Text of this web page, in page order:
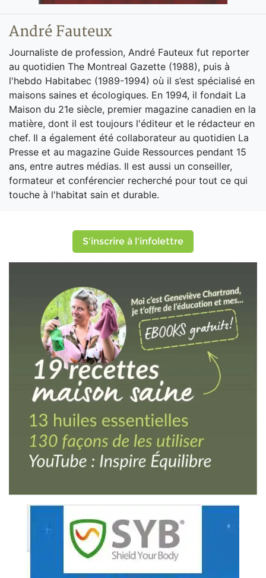
André Fauteux
Journaliste de profession, André Fauteux fut reporter
au quotidien The Montreal Gazette (1988), puis à
l'hebdo Habitabec (1989-1994) où il s’est spécialisé en
maisons saines et écologiques. En 1994, il fondait La
Maison du 21e siècle, premier magazine canadien en la
matière, dont il est toujours l'éditeur et le rédacteur en
chef. Il a également été collaborateur au quotidien La
Presse et au magazine Guide Ressources pendant 15
ans, entre autres médias. Il est aussi un conseiller,
formateur et conférencier recherché pour tout ce qui
touche à l'habitat sain et durable.
S'inscrire à l'infolettre